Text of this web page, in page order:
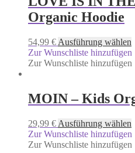
Organic Hoodie
54,99 € Ausführung wählen
Zur Wunschliste hinzufügen
Zur Wunschliste hinzufügen
MOIN – Kids
29,99 € Ausführung wählen
Zur Wunschliste hinzufügen
Zur Wunschliste hinzufügen